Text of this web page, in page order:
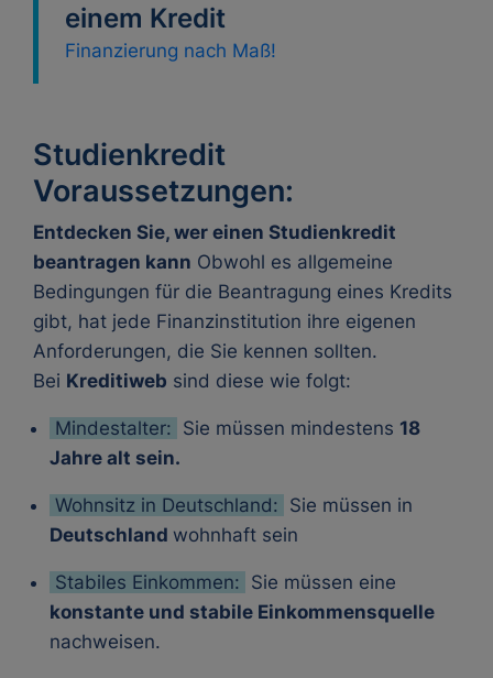
einem Kredit
Finanzierung nach Maß!
Studienkredit
Voraussetzungen:
Entdecken Sie, wer einen Studienkredit
beantragen kann Obwohl es allgemeine
Bedingungen für die Beantragung eines Kredits
gibt, hat jede Finanzinstitution ihre eigenen
Anforderungen, die Sie kennen sollten.
Bei Kreditiweb sind diese wie folgt:
Mindestalter: Sie müssen mindestens 18
Jahre alt sein.
Wohnsitz in Deutschland: Sie müssen in
Deutschland wohnhaft sein
Stabiles Einkommen: Sie müssen eine
konstante und stabile Einkommensquelle
nachweisen.